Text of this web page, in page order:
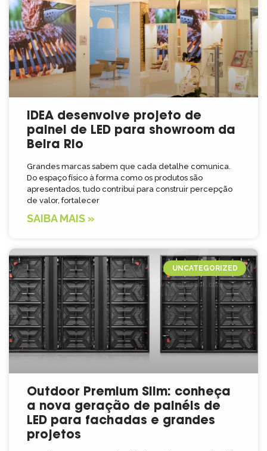
IDEA desenvolve projeto de
painel de LED para showroom da
Beira Rio
Grandes marcas sabem que cada detalhe comunica.
Do espaço físico à forma como os produtos são
apresentados, tudo contribui para construir percepção
de valor, fortalecer
SAIBA MAIS »
UNCATEGORIZED
Outdoor Premium Slim: conheça
a nova geração de painéis de
LED para fachadas e grandes
projetos